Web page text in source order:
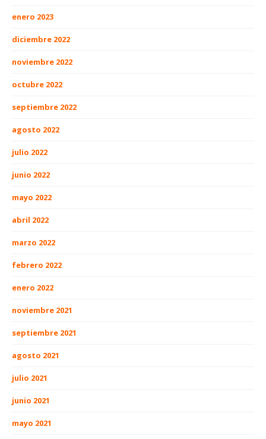
enero 2023
diciembre 2022
noviembre 2022
octubre 2022
septiembre 2022
agosto 2022
julio 2022
junio 2022
mayo 2022
abril 2022
marzo 2022
febrero 2022
enero 2022
noviembre 2021
septiembre 2021
agosto 2021
julio 2021
junio 2021
mayo 2021